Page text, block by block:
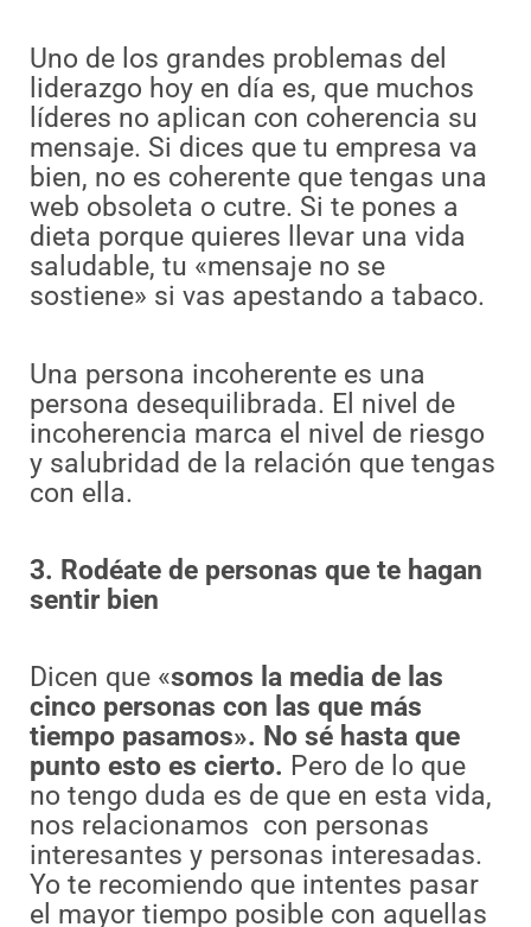
Uno de los grandes problemas del
liderazgo hoy en día es, que muchos
líderes no aplican con coherencia su
mensaje. Si dices que tu empresa va
bien, no es coherente que tengas una
web obsoleta o cutre. Si te pones a
dieta porque quieres llevar una vida
saludable, tu «mensaje no se
sostiene» si vas apestando a tabaco.
Una persona incoherente es una
persona desequilibrada. El nivel de
incoherencia marca el nivel de riesgo
y salubridad de la relación que tengas
con ella.
3. Rodéate de personas que te hagan
sentir bien
Dicen que «somos la media de las
cinco personas con las que más
tiempo pasamos». No sé hasta que
punto esto es cierto. Pero de lo que
no tengo duda es de que en esta vida,
nos relacionamos con personas
interesantes y personas interesadas.
Yo te recomiendo que intentes pasar
el mayor tiempo posible con aquellas